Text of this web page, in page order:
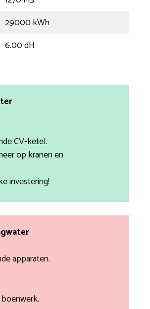
29000 kWh
6.00 dH
CV-ketel.
op kranen en
investering!
apparaten.